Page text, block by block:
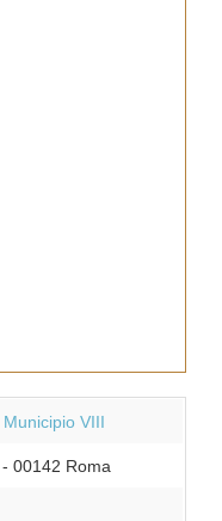
Municipio VIII
- 00142 Roma